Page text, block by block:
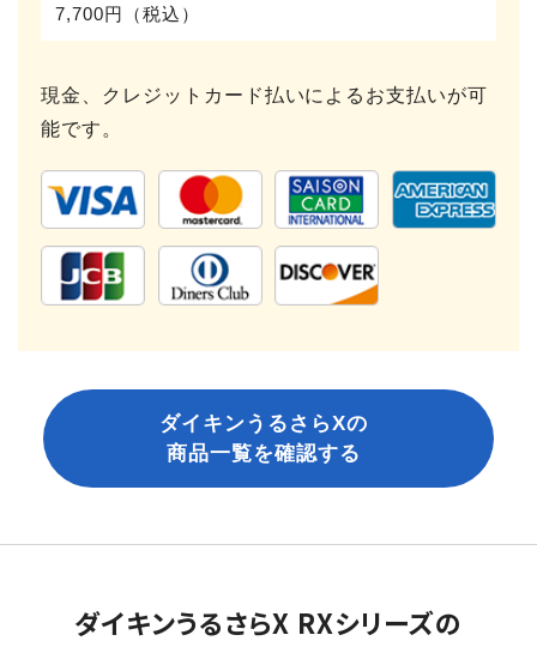
7,700円（税込）
現金、クレジットカード払いによるお支払いが可
能です。
ダイキンうるさらXの
商品一覧を確認する
ダイキンうるさらX RXシリーズの